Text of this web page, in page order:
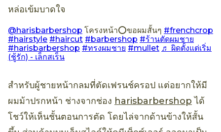
หล่อเข้มบาดใจ
@harisbarbershop โครงหน้า⭕️ขอผมสั้นๆ #frenchcrop
#hairstyle #haircut #barbershop #ร้านตัดผมชาย
#harisbarbershop #ทรงผมชาย #mullet ♬ ผิดตั้งแต่เริ่ม
(ชู้รัก) - เล็กสเร็น
สำหรับผู้ชายหน้ากลมที่ตัดเฟรนช์ครอป แต่อยากให้มี
ผมม้าปรกหน้า ช่างจากช่อง harisbarbershop ได้
โชว์ให้เห็นชั้นตอนการตัด โดยไล่จากด้านข้างให้สั้น